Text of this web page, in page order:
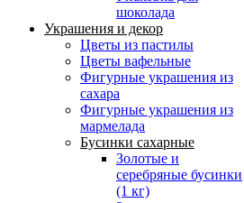
шоколада
Украшения и декор
Цветы из пастилы
Цветы вафельные
Фигурные украшения из
сахара
Фигурные украшения из
мармелада
Бусинки сахарные
Золотые и
серебряные бусинки
(1 кг)